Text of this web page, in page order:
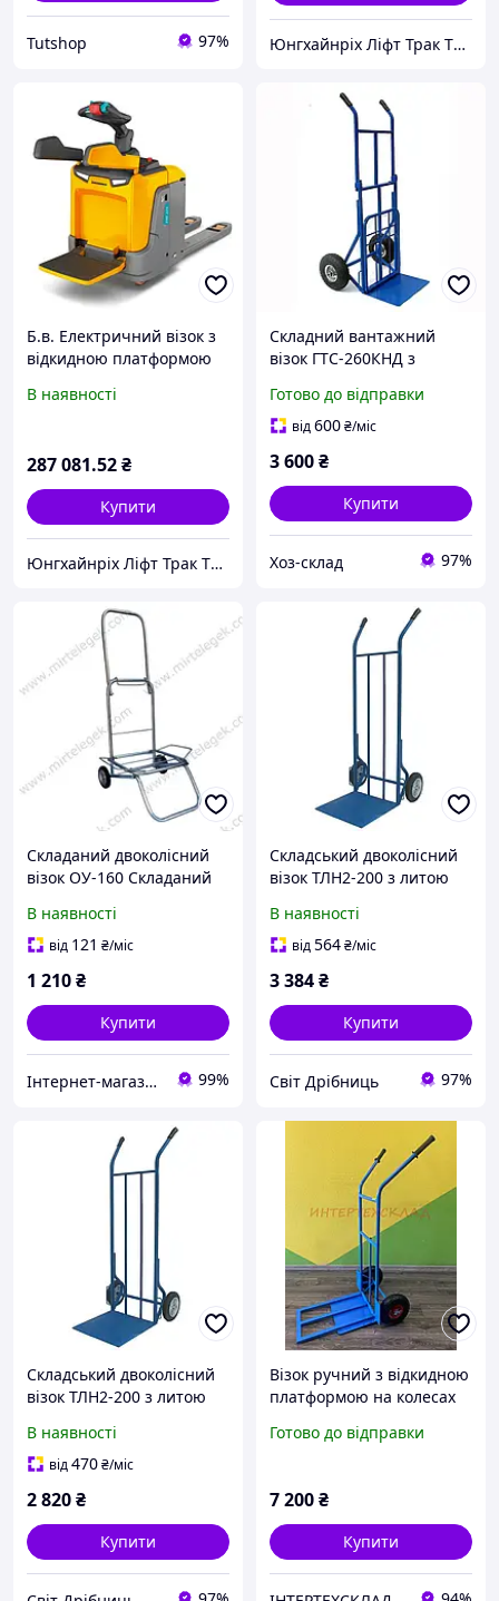
Tutshop 97% Юнгхайнріх Ліфт Трак ТОВ
Б.в. Електричний візок з
відкидною платформою
В наявності
287 081.52₴
Купити
Юнгхайнріх Ліфт Трак ТОВ
Складний вантажний
візок ГТС-260КНД з
двоколісний, до 260 кг,
металева конструкція
Готово до відправки
від600₴/міс
3 600₴
Купити
Хоз-склад 97%
Складаний двоколісний
візок ОУ-160 Складаний
мм.Платформа 400*360
мм.Колеса з литою
В наявності
від 121 ₴/міс
1 210₴
Купити
Інтернет-магазин TehnoPuls 99%
Складський двоколісний
візок ТЛН2-200 з литою
400x400 мм, і
навантаженням до 200 кг
В наявності
від564₴/міс
3 384₴
Купити
Світ Дрібниць 97%
Складський двоколісний
візок ТЛН2-200 з литою
400x400 мм, і
навантаженням до 200 кг
В наявності
від470₴/міс
2 820₴
Купити
Візок ручний з відкидною
платформою на колесах
посилений ТДУ-3\2 2080
Готово до відправки
7 200₴
Купити